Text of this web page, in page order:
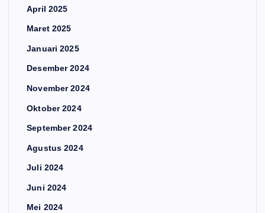
April 2025
Maret 2025
Januari 2025
Desember 2024
November 2024
Oktober 2024
September 2024
Agustus 2024
Juli 2024
Juni 2024
Mei 2024